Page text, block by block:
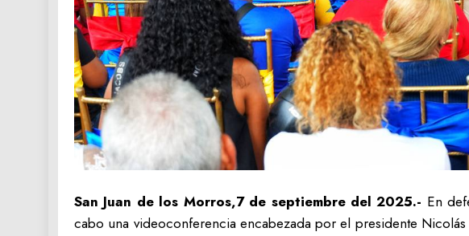
San Juan de los Morros,7 de septiembre del 2025.- En
cabo una videoconferencia encabezada por el presidente